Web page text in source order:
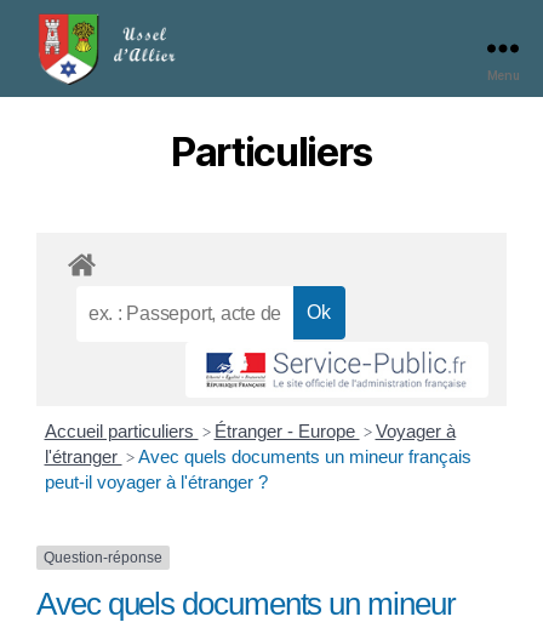
Menu
Particuliers
Accueil particuliers > Étranger - Europe > Voyager à
l'étranger > Avec quels documents un mineur français
peut-il voyager à l'étranger ?
Question-réponse
Avec quels documents un mineur